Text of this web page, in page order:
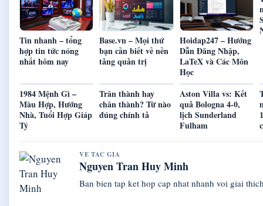
Tin nhanh – tổng
hợp tin tức nóng
nhất hôm nay
Base.vn – Mọi thứ
bạn cần biết về nền
tảng quản trị
Hoidap247 – Hướng
Dẫn Đăng Nhập,
LaTeX và Các Môn
Học
1984 Mệnh Gì –
Màu Hợp, Hướng
Nhà, Tuổi Hợp Giáp
Tý
Trân thành hay
chân thành? Từ nào
đúng chính tả
Aston Villa vs: Kết
quả Bologna 4-0,
lịch Sunderland
Fulham
VE TAC GIA
Nguyen Tran Huy Minh
Ban bien tap ket hop cap nhat nhanh voi giai